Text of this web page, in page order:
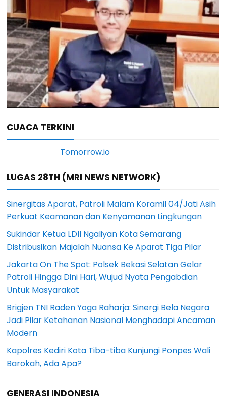
CUACA TERKINI
LUGAS 28TH (MRI NEWS NETWORK)
Sinergitas Aparat, Patroli Malam Koramil 04/Jati Asih
Perkuat Keamanan dan Kenyamanan Lingkungan
Sukindar Ketua LDII Ngaliyan Kota Semarang
Distribusikan Majalah Nuansa Ke Aparat Tiga Pilar
Jakarta On The Spot: Polsek Bekasi Selatan Gelar
Patroli Hingga Dini Hari, Wujud Nyata Pengabdian
Untuk Masyarakat
Brigjen TNI Raden Yoga Raharja: Sinergi Bela Negara
Jadi Pilar Ketahanan Nasional Menghadapi Ancaman
Modern
Kapolres Kediri Kota Tiba-tiba Kunjungi Ponpes Wali
Barokah, Ada Apa?
GENERASI INDONESIA